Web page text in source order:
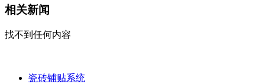
相关新闻
找不到任何内容
瓷砖铺贴系统